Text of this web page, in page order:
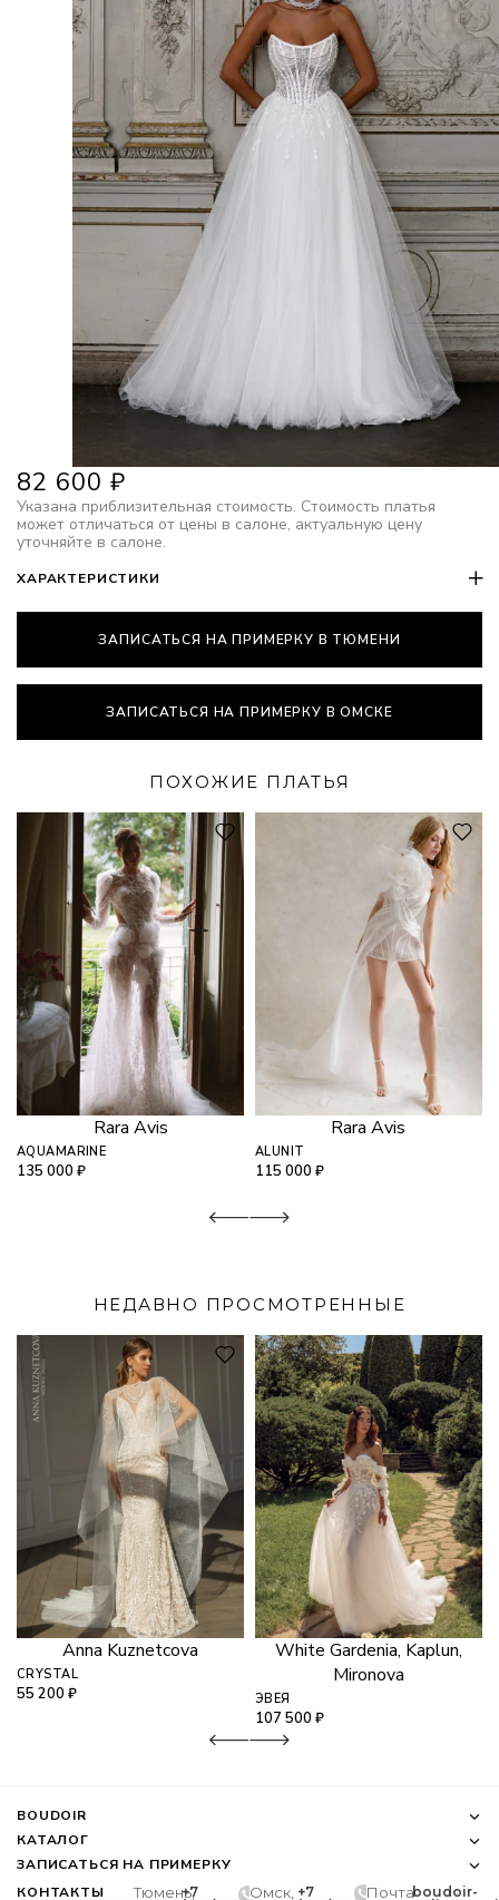
82 600 ₽
Указана приблизительная стоимость. Стоимость платья
может отличаться от цены в салоне, актуальную цену
уточняйте в салоне.
ХАРАКТЕРИСТИКИ
ЗАПИСАТЬСЯ НА ПРИМЕРКУ В ТЮМЕНИ
ЗАПИСАТЬСЯ НА ПРИМЕРКУ В ОМСКЕ
ПОХОЖИЕ ПЛАТЬЯ
Rara Avis
AQUAMARINE
135 000₽
Rara Avis
ALUNIT
115 000 ₽
НЕДАВНО ПРОСМОТРЕННЫЕ
Anna Kuznetcova
CRYSTAL
55 200₽
White Gardenia, Kaplun,
Mironova
ЭВЕЯ
107 500 ₽
BOUDOIR
КАТАЛОГ
ЗАПИСАТЬСЯ НА ПРИМЕРКУ
КОНТАКТЫ
Тюмень,
+7
Омск, +7
Почтаboudoir-